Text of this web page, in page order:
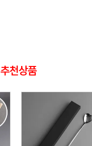
추천상품